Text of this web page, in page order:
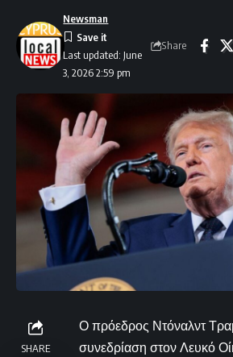
Last updated: June
3, 2026 2:59 pm
Newsman
Share
SHARE
Ο πρόεδρος Ντόναλντ
συνεδρίαση στον Λευκό